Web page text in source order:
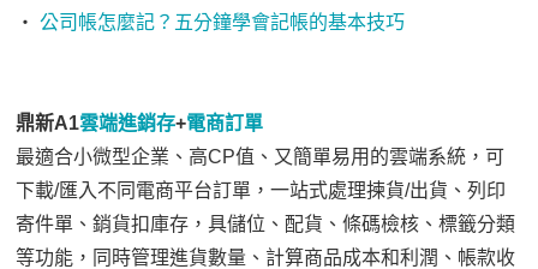
‧公司帳怎麼記？五分鐘學會記帳的基本技巧
鼎新A1雲端進銷存+電商訂單
最適合小微型企業、高CP值、又簡單易用的雲端系統，可
下載/匯入不同電商平台訂單，一站式處理揀貨/出貨、列印
寄件單、銷貨扣庫存，具儲位、配貨、條碼檢核、標籤分類
等功能，同時管理進貨數量、計算商品成本和利潤、帳款收